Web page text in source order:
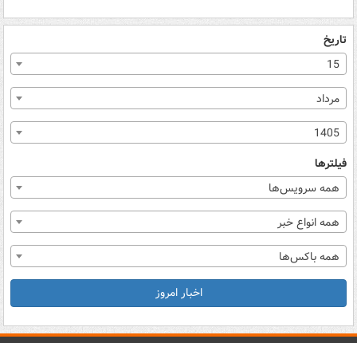
تاریخ
15
مرداد
1405
فیلترها
همه سرویس‌ها
همه انواع خبر
همه باکس‌ها
اخبار امروز